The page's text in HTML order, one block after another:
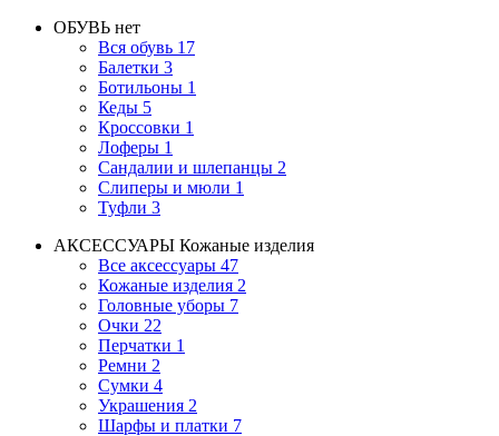
ОБУВЬ нет
Вся обувь 17
Балетки 3
Ботильоны 1
Кеды 5
Кроссовки 1
Лоферы 1
Сандалии и шлепанцы 2
Слиперы и мюли 1
Туфли 3
АКСЕССУАРЫ Кожаные изделия
Все аксессуары 47
Кожаные изделия 2
Головные уборы 7
Очки 22
Перчатки 1
Ремни 2
Сумки 4
Украшения 2
Шарфы и платки 7